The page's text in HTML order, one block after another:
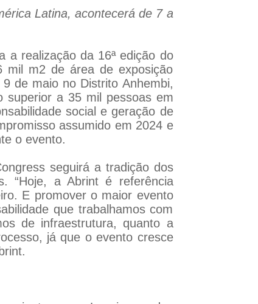
Latina, acontecerá de 7 a
a realização da 16ª edição do
mil m2 de área de exposição
de maio no Distrito Anhembi,
superior a 35 mil pessoas em
social e geração de
assumido em 2024 e
o evento.
seguirá a tradição dos
“Hoje, a Abrint é referência
E promover o maior evento
que trabalhamos com
de infraestrutura, quanto a
já que o evento cresce